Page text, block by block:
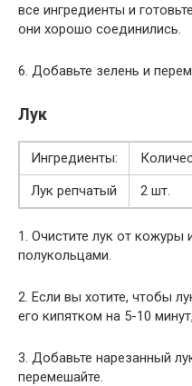
все ингредиенты и
они хорошо соединились.
6. Добавьте зелень и
Лук
Ингредиенты:
Лук репчатый
2 шт.
1. Очистите лук от кожуры
полукольцами.
2. Если вы хотите, чтобы
его кипятком на 5-10
3. Добавьте нарезанный
перемешайте.